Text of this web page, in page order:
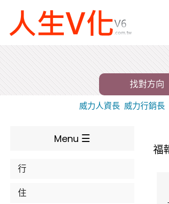
找對方向
威力人資長 威力行銷長
福
Menu
行
住